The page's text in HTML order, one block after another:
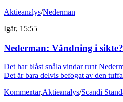
Aktieanalys/Nederman
Igår, 15:55
Nederman: Vändning i sikte?
Det har blåst snåla vindar runt
Det är bara delvis befogat av den
Kommentar,Aktieanalys/Scandi